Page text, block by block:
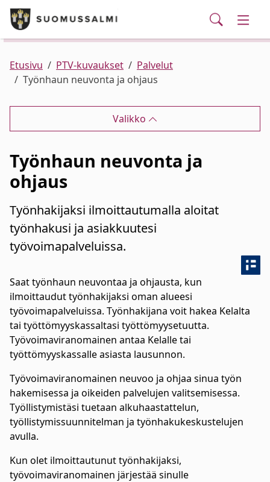
Siirry pääsisältöön
Puhelinluettelo/yhteystiedot
Palvelut
Ajankohtaista
Verkkokauppa
Haku
Kunta ja hallinto
Asuminen ja ympäristö
Elinvoima
Kulttuuri, vapaa-aika ja nuoret
Etusivu PTV-kuvaukset
Palvelut
Työnhaun neuvonta ja ohjaus
Valikko
Työnhaun neuvonta ja
ohjaus
Työnhakijaksi ilmoittautumalla aloitat
työnhakusi ja asiakkuutesi
työvoimapalveluissa.
Saat työnhaun neuvontaa ja ohjausta, kun
ilmoittaudut työnhakijaksi oman alueesi
työvoimapalveluissa. Työnhakijana voit hakea Kelalta
tai työttömyyskassaltasi työttömyysetuutta.
Työvoimaviranomainen antaa Kelalle tai
työttömyyskassalle asiasta lausunnon.
Työvoimaviranomainen neuvoo ja ohjaa sinua työn
hakemisessa ja oikeiden palvelujen valitsemisessa.
Työllistymistäsi tuetaan alkuhaastattelun,
työllistymissuunnitelman ja työnhakukeskustelujen
avulla.
Kun olet ilmoittautunut työnhakijaksi,
työvoimaviranomainen järjestää sinulle